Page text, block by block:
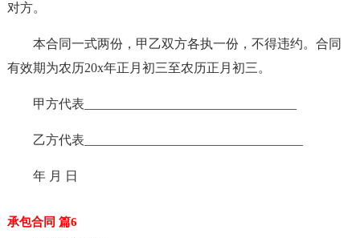
对方。
本合同一式两份，甲乙双方各执一份，不得违约。合同
有效期为农历20x年正月初三至农历正月初三。
甲方代表_________________________________
乙方代表__________________________________
年 月 日
承包合同 篇6